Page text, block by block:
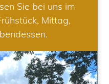
Sie bei uns im
Mittag,